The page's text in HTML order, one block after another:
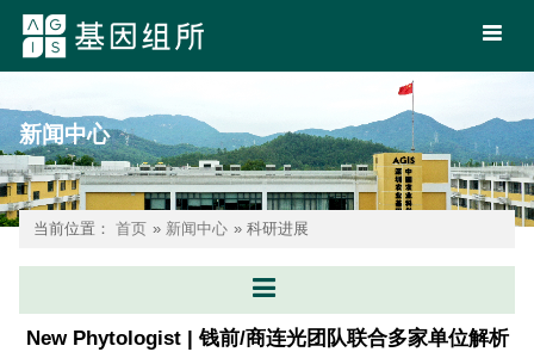
新闻中心
当前位置： 首页 » 新闻中心 » 科研进展
New Phytologist | 钱前/商连光团队联合多家单位解析